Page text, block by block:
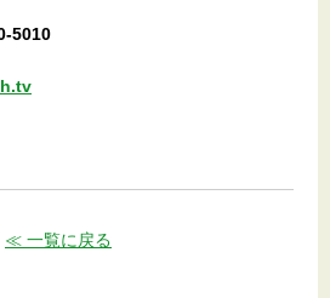
5010
≪ 一覧に戻る